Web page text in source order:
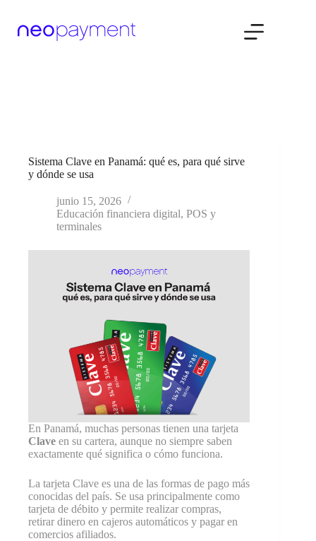
contenido
Sistema Clave en Panamá: qué es, para qué sirve
y dónde se usa
junio 15, 2026
Educación financiera digital, POS y
terminales
En Panamá, muchas personas tienen una tarjeta
Clave en su cartera, aunque no siempre saben
exactamente qué significa o cómo funciona.
La tarjeta Clave es una de las formas de pago más
conocidas del país. Se usa principalmente como
tarjeta de débito y permite realizar compras,
retirar dinero en cajeros automáticos y pagar en
comercios afiliados.